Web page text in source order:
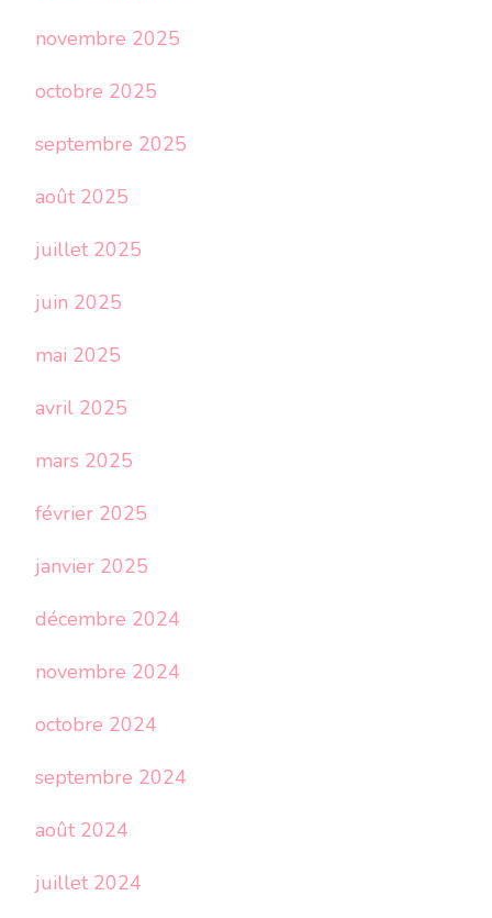
novembre 2025
octobre 2025
septembre 2025
août 2025
juillet 2025
juin 2025
mai 2025
avril 2025
mars 2025
février 2025
janvier 2025
décembre 2024
novembre 2024
octobre 2024
septembre 2024
août 2024
juillet 2024